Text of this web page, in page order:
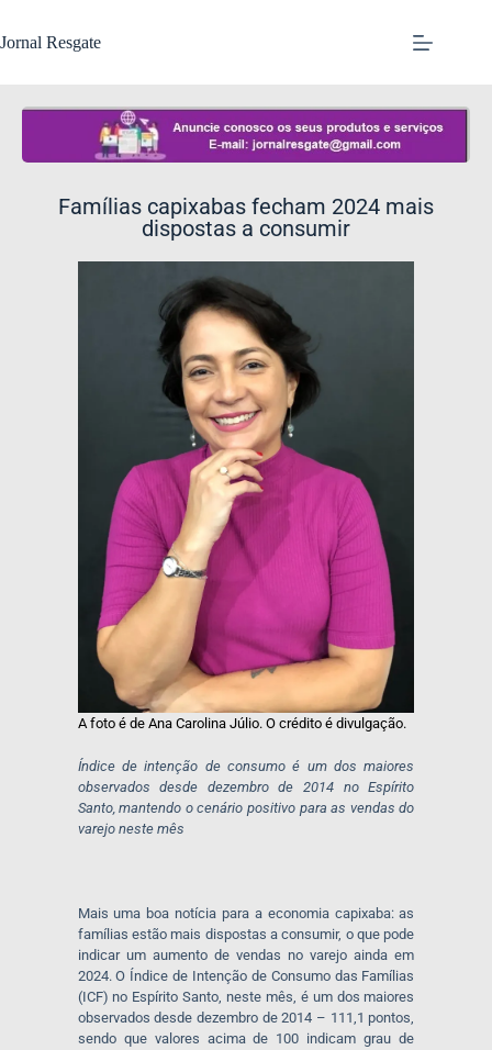
Jornal Resgate
Famílias capixabas fecham 2024 mais
dispostas a consumir
A foto é de Ana Carolina Júlio. O crédito é divulgação.
Índice de intenção de consumo é um dos maiores
observados desde dezembro de 2014 no Espírito
Santo, mantendo o cenário positivo para as vendas do
varejo neste mês
Mais uma boa notícia para a economia capixaba: as
famílias estão mais dispostas a consumir, o que pode
indicar um aumento de vendas no varejo ainda em
2024. O Índice de Intenção de Consumo das Famílias
(ICF) no Espírito Santo, neste mês, é um dos maiores
observados desde dezembro de 2014 – 111,1 pontos,
sendo que valores acima de 100 indicam grau de